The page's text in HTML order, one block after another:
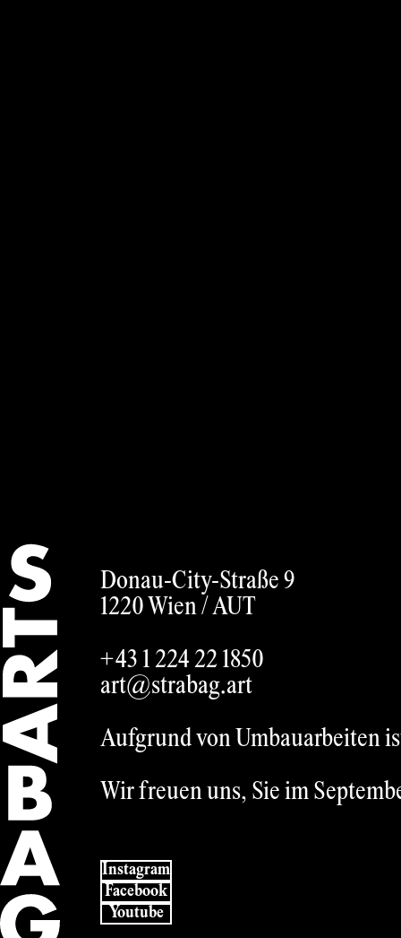
German
Donau-City-Straße 9
1220 Wien /AUT
+43 1 224 22 1850
art@strabag.art
Aufgrund von Umbauarbeiten
Wir freuen uns, Sie im
Instagram
Facebook
Youtube